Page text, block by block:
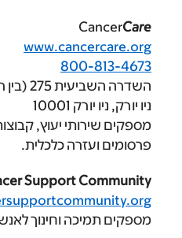
מערב 25 ו-26)
יעוץ, קבוצות תמיכה,
כלכלית.
Cancer Support
וחינוך לאנשים שנפגעו